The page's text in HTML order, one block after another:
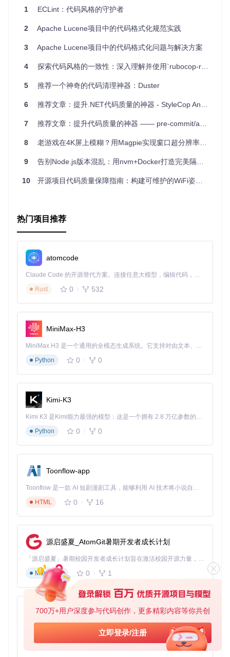
700万+用户深度参与代码创作，更多精彩内容等你共创
立即登录/注册
检查、修复和设置推断。
的设定，满足特定场景需求。
释的起始、结束符号。
Gulp插件，方便与其他工具集成。
合规范的代码，提高工作效率。
然后，你可以使用以下命令进行操作：
检查代码风格：eclint check [files...]
总结
ECLint是提高代码质量和团队协作效率的一款利器。无论你是
个人开发者还是团队成员，这个工具都能帮助你轻松维护一致
性的代码风格，使你的项目更加专业。赶快将其纳入你的开发
工具箱，享受优雅编码的乐趣吧！
1 ECLint：代码风格的守护者
2 Apache Lucene项目中的代码格式化规范实践
3 Apache Lucene项目中的代码格式化问题与解决方案
4 探索代码风格的一致性：深入理解并使用`rubocop-rails_config`
5 推荐一个神奇的代码清理神器：Duster
6 推荐文章：提升.NET代码质量的神器 - StyleCop Analyzers
7 推荐文章：提升代码质量的神器 —— pre-commit/action
8 老游戏在4K屏上模糊？用Magpie实现窗口超分辨率增强
9 告别Node.js版本混乱：用nvm+Docker打造完美隔离开发环境
10 开源项目代码质量保障指南：构建可维护的WiFi姿态估计系统
热门项目推荐
atomcode
Claude Code 的开源替代方案。连接任意大模型，编辑代码，运行命令，自动验证 — 全自动执行。用 Rust 构建，极致性能。 ｜ An open-source alternative to Claude Code. Connect any LLM, edit code, run commands, and verify changes — autonomously. Built in Rust for speed. Get Started
Rust
0 532
MiniMax-H3
MiniMax H3 是一个通用的全模态生成系统。它支持对由文本、图像、视频和音频组成的多模态上下文进行统一理解，并能生成分辨率高达 2K、时长可达 15 秒的带原生立体声音频的视频。得益于面向任务泛化的系统设计，H3 在预训练阶段就已具备广泛的多模态上下文理解与生成能力，能够出色地执行复杂的多模态指令。
Python
0 0
Kimi-K3
Kimi K3 是Kimi能力最强的模型：这是一个拥有 2.8 万亿参数的混合专家（MoE）模型，具备原生视觉理解能力，并支持 100 万 token 的上下文窗口。
Python
0 0
Toonflow-app
Toonflow 是一款 AI 短剧漫剧工具，能够利用 AI 技术将小说自动转化为剧本，并结合 AI 生成的图片和视频，实现高效的短剧创作。借助 Toonflow，可以轻松完成从文字到影像的全流程，让短剧制作变得更加智能与便捷。
HTML
0 16
源启盛夏_AtomGit暑期开发者成长计划
「源启盛夏」暑期校园开发者成长计划旨在激活校园开源力量，通过积分激励、认证扶持、资源倾斜等形式，引导高校组织和开发者完成「入驻 — 建项目 — 做贡献 — 获认证 — 得资源」的完整闭环。无论你是想带领社团入驻平台的组织者，还是希望用代码贡献证明自己的开发者，都能在这里找到属于你的成长路径。
Markdown
0 1
AionUi
免费、本地、开源的 24/7 全天候 Cowork 应用，以及适用于 Gemini CLI、Claude Code、Codex、OpenCode、Qwen Code、Goose CLI、Auggie 等的 OpenClaw | 🌟 喜欢就点star吧
TypeScript
0 6